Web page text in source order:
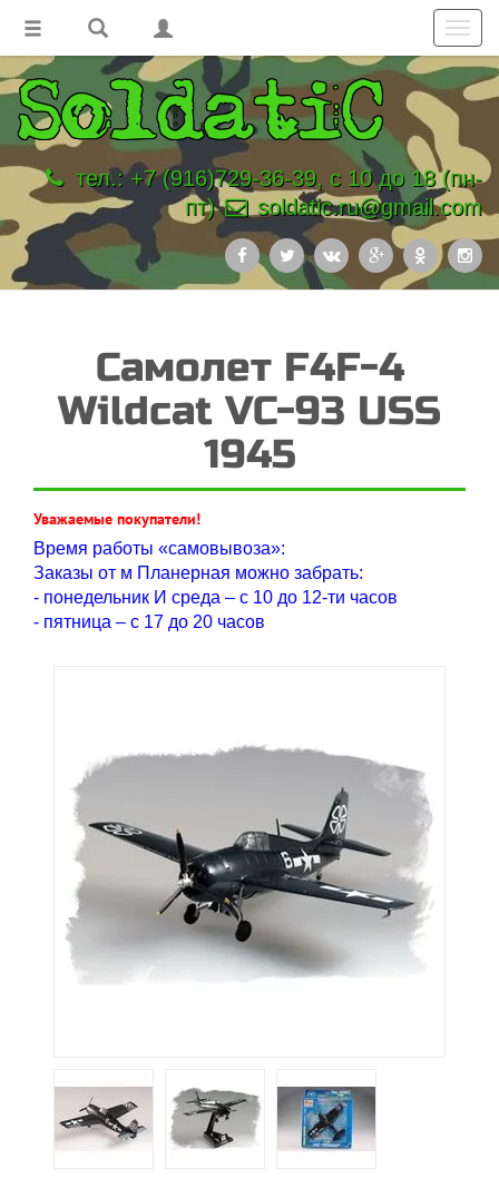
тел.: +7 (916)729-36-39, с 10 до 18 (пн-
пт)
soldatic.ru@gmail.com
Самолет F4F-4
Wildcat VC-93 USS
1945
Уважаемые покупатели!
Время работы «самовывоза»:
Заказы от м Планерная можно забрать:
- понедельник И среда – с 10 до 12-ти часов
- пятница – с 17 до 20 часов